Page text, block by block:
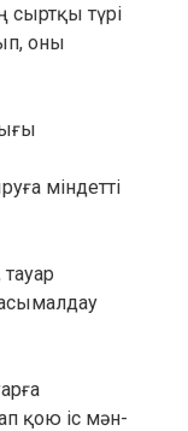
сыртқы түрі
оны
міндетті
қою іс мән-